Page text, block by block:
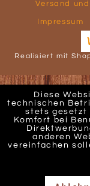
Versand
Impressum
Realisiert mit
Diese
technischen
stets gesetzt
Komfort bei
anderen
vereinfachen